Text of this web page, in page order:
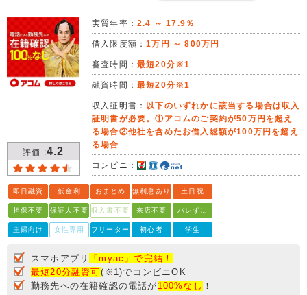
評価 :4.2
実質年率： 2.4 ～ 17.9％
借入限度額：1万円 ～ 800万円
審査時間： 最短20分※1
融資時間： 最短20分※1
収入証明書： 以下のいずれかに該当する場合は収入
証明書が必要。①アコムのご契約が50万円を超え
る場合②他社を含めたお借入総額が100万円を超え
る場合
コンビニ：
即日融資 低金利 おまとめ 無利息あり 土日祝
担保不要 保証人不要 収入書不要 来店不要 バレずに
主婦向け 女性専用 フリーター 初心者 学生
スマホアプリ
「myac」で完結！
最短20分融資可(※1)でコンビニOK
勤務先への在籍確認の電話が 100%なし ！